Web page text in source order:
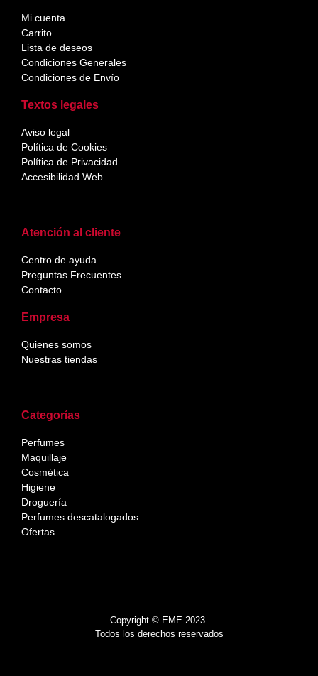
Copyright © EME 2023.
Todos los derechos reservados
Categorías
Perfumes
Maquillaje
Cosmética
Higiene
Droguería
Perfumes descatalogados
Ofertas
Atención al cliente
Centro de ayuda
Preguntas Frecuentes
Contacto
Empresa
Quienes somos
Nuestras tiendas
Mi cuenta
Carrito
Lista de deseos
Condiciones Generales
Condiciones de Envío
Textos legales
Aviso legal
Política de Cookies
Política de Privacidad
Accesibilidad Web